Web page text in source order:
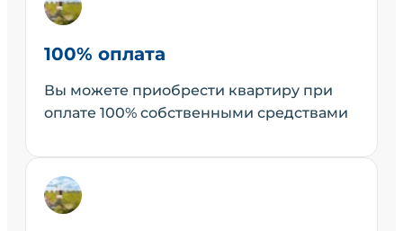
100% оплата
Вы можете приобрести квартиру при
оплате 100% собственными средствами